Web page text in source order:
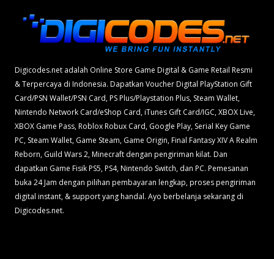
Digicodes.net adalah Online Store Game Digital & Game Retail Resmi
& Terpercaya di Indonesia. Dapatkan Voucher Digital PlayStation Gift
Card/PSN Wallet/PSN Card, PS Plus/Playstation Plus, Steam Wallet,
Nintendo Network Card/eShop Card, iTunes Gift Card/IGC, XBOX Live,
XBOX Game Pass, Roblox Robux Card, Google Play, Serial Key Game
PC, Steam Wallet, Game Steam, Game Origin, Final Fantasy XIV A Realm
Reborn, Guild Wars 2, Minecraft dengan pengiriman kilat. Dan
dapatkan Game Fisik PS5, PS4, Nintendo Switch, dan PC. Pemesanan
buka 24 Jam dengan pilihan pembayaran lengkap, proses pengiriman
digital instant, & support yang handal. Ayo berbelanja sekarang di
Digicodes.net.